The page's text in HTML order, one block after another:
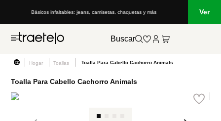
Básicos infaltables: jeans, camisetas, chaquetas y más Ver
Buscar
Hogar Toallas Toalla Para Cabello Cachorro Animals
Toalla Para Cabello Cachorro Animals